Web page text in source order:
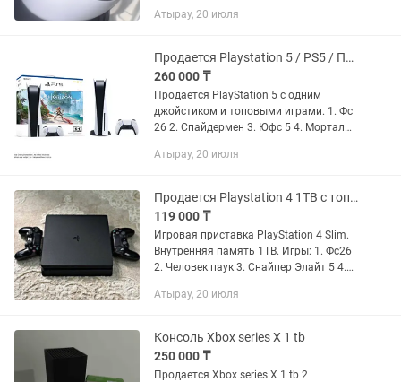
полного погружения в игры благодаря
Атырау, 20 июля
Продается Playstation 5 / PS5 / ПС5 универсальные топовые игры
260 000 ₸
Продается PlayStation 5 с одним
джойстиком и топовыми играми. 1. Фс
26 2. Спайдермен 3. Юфс 5 4. Мортал
фор спид 7. Теннис 8. Калл оф дьюти 9.
Атырау, 20 июля
Продается Playstation 4 1TB с топовыми играми
119 000 ₸
Игровая приставка PlayStation 4 Slim.
Внутренняя память 1ТB. Игры: 1. Фс26
2. Человек паук 3. Снайпер Элайт 5 4.
полная издания 7. Один из нас 2 8.
Атырау, 20 июля
Консоль Xbox series X 1 tb
250 000 ₸
Продается Xbox series X 1 tb 2